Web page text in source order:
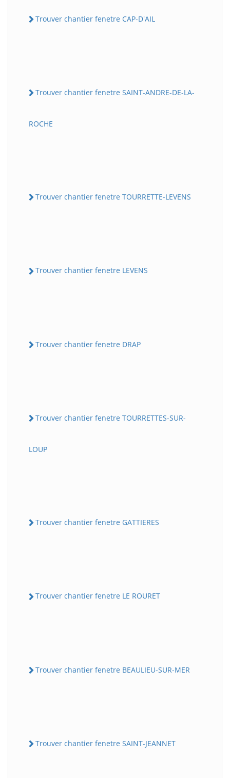
Trouver chantier fenetre CAP-D'AIL
Trouver chantier fenetre SAINT-ANDRE-DE-LA-
ROCHE
Trouver chantier fenetre TOURRETTE-LEVENS
Trouver chantier fenetre LEVENS
Trouver chantier fenetre DRAP
Trouver chantier fenetre TOURRETTES-SUR-
LOUP
Trouver chantier fenetre GATTIERES
Trouver chantier fenetre LE ROURET
Trouver chantier fenetre BEAULIEU-SUR-MER
Trouver chantier fenetre SAINT-JEANNET